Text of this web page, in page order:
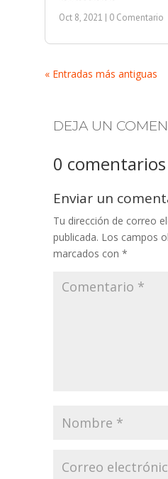
Oct 8, 2021 | 0 Comentario
« Entradas más antiguas
DEJA UN
0 comentarios
Enviar un
Tu dirección de correo
publicada. Los campos
marcados con *